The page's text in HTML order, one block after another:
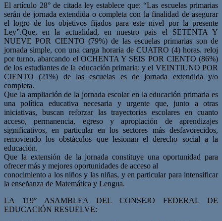
El artículo 28° de citada ley establece que: “Las escuelas primarias
serán de jornada extendida o completa con la finalidad de asegurar
el logro de los objetivos fijados para este nivel por la presente
Ley”.Que, en la actualidad, en nuestro país el SETENTA Y
NUEVE POR CIENTO (79%) de las escuelas primarias son de
jornada simple, con una carga horaria de CUATRO (4) horas. reloj
por turno, abarcando el OCHENTA Y SEIS POR CIENTO (86%)
de los estudiantes de la educación primaria; y el VEINTIUNO POR
CIENTO (21%) de las escuelas es de jornada extendida y/o
completa.
Que la ampliación de la jornada escolar en la educación primaria es
una política educativa necesaria y urgente que, junto a otras
iniciativas, buscan reforzar las trayectorias escolares en cuanto
acceso, permanencia, egreso y apropiación de aprendizajes
significativos, en particular en los sectores más desfavorecidos,
removiendo los obstáculos que lesionan el derecho social a la
educación.
Que la extensión de la jornada constituye una oportunidad para
ofrecer más y mejores oportunidades de acceso al
conocimiento a los niños y las niñas, y en particular para intensificar
la enseñanza de Matemática y Lengua.
LA 119° ASAMBLEA DEL CONSEJO FEDERAL DE
EDUCACIÓN RESUELVE: